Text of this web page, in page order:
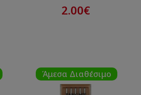
2.00€
Άμεσα Διαθέσιμο